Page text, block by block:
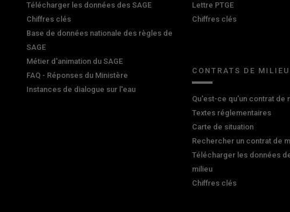
Télécharger les données des SAGE
Chiffres clés
Base de données nationale des règles de
SAGE
Métier d'animation du SAGE
FAQ - Réponses du Ministère
Instances de dialogue sur l'eau
Lettre PTGE
Chiffres clés
CONTRATS DE MILIEU
Qu'est-ce qu'un contrat de
Textes réglementaires
Carte de situation
Rechercher un contrat de
Télécharger les données
milieu
Chiffres clés